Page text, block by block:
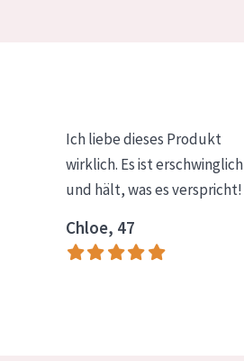
Ich liebe dieses Produkt
wirklich. Es ist erschwinglich
und hält, was es verspricht!
Chloe, 47